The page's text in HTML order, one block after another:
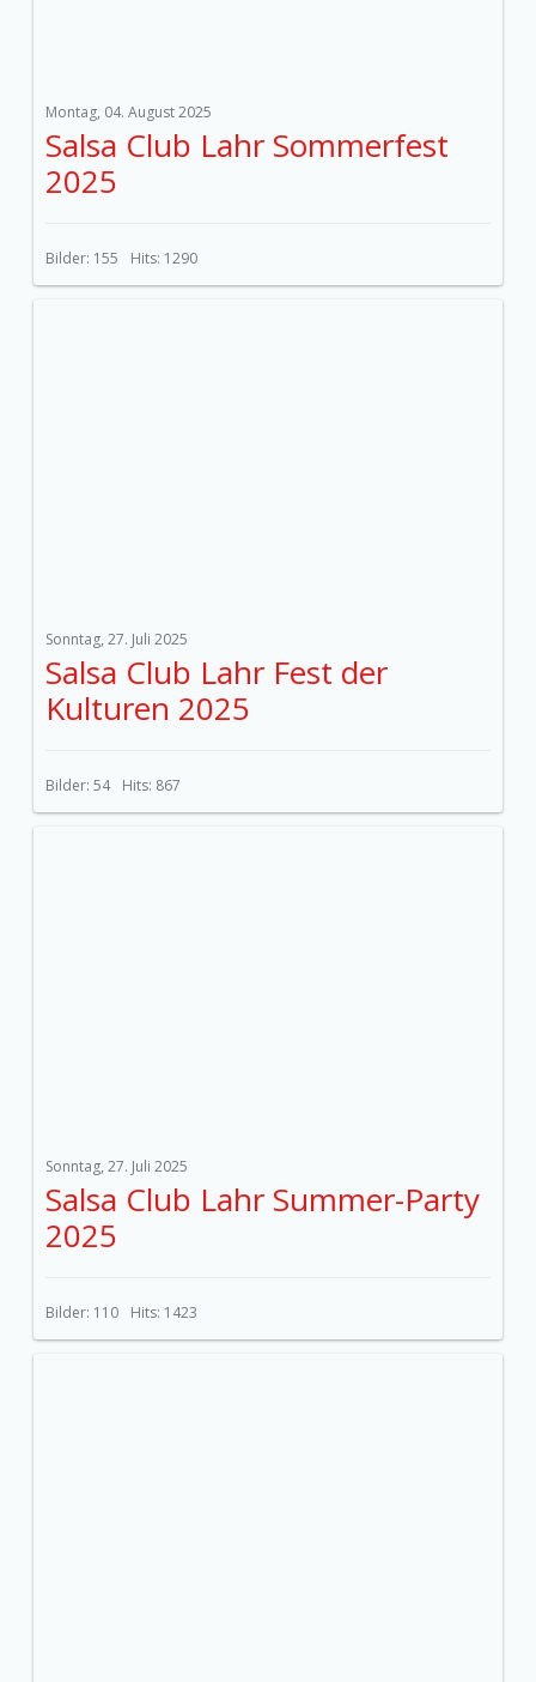
Montag, 04. August 2025
Salsa Club Lahr Sommerfest
2025
Bilder: 155 Hits: 1290
Sonntag, 27. Juli 2025
Salsa Club Lahr Fest der
Kulturen 2025
Bilder: 54 Hits: 867
Sonntag, 27. Juli 2025
Salsa Club Lahr Summer-Party
2025
Bilder: 110 Hits: 1423